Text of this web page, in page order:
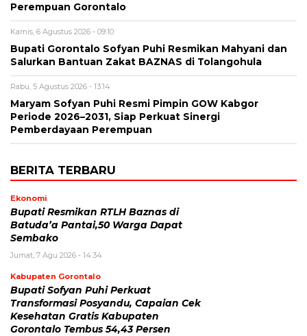
Perempuan Gorontalo
Kamis, 6 Agustus 2026 - 09:10
Bupati Gorontalo Sofyan Puhi Resmikan Mahyani dan
Salurkan Bantuan Zakat BAZNAS di Tolangohula
Rabu, 5 Agustus 2026 - 13:14
Maryam Sofyan Puhi Resmi Pimpin GOW Kabgor
Periode 2026–2031, Siap Perkuat Sinergi
Pemberdayaan Perempuan
BERITA TERBARU
Ekonomi
Bupati Resmikan RTLH Baznas di
Batuda’a Pantai,50 Warga Dapat
Sembako
Jumat, 7 Agu 2026 - 14:34
Kabupaten Gorontalo
Bupati Sofyan Puhi Perkuat
Transformasi Posyandu, Capaian Cek
Kesehatan Gratis Kabupaten
Gorontalo Tembus 54,43 Persen